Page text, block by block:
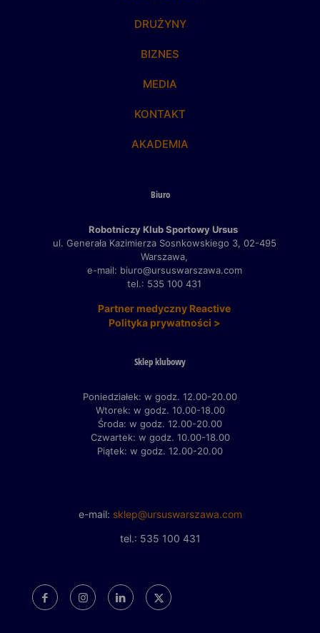
DRUŻYNY
BIZNES
MEDIA
KONTAKT
AKADEMIA
Biuro
Robotniczy Klub Sportowy Ursus
ul. Generała Kazimierza Sosnkowskiego 3, 02-495
Warszawa,
e-mail: biuro@ursuswarszawa.com
tel.: 535 100 431
Partner medyczny Reactive
Polityka prywatności >
Sklep klubowy
Poniedziałek: w godz. 12.00-20.00
Wtorek: w godz. 10.00-18.00
Środa: w godz. 12.00-20.00
Czwartek: w godz. 10.00-18.00
Piątek: w godz. 12.00-20.00
e-mail: sklep@ursuswarszawa.com
tel.: 535 100 431